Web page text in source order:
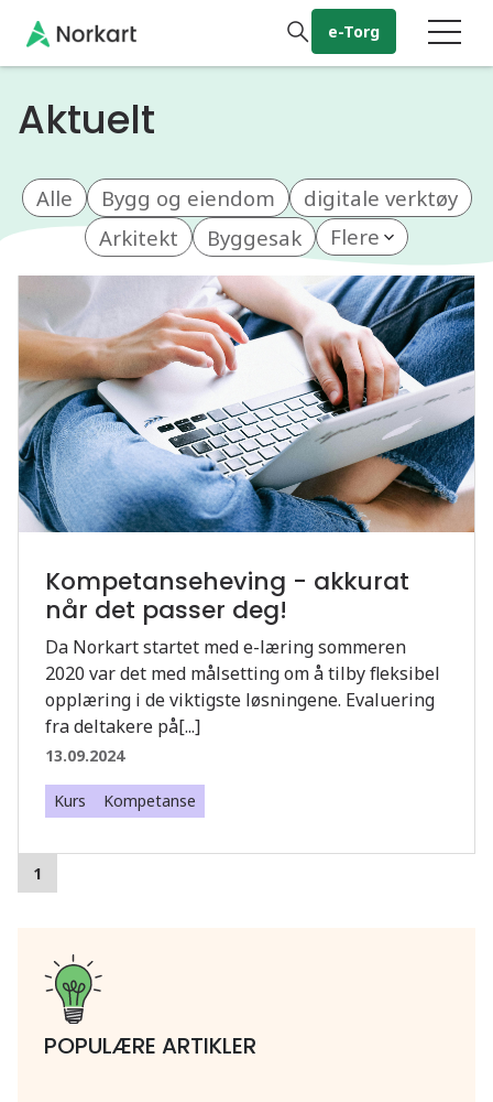
e-Torg
Aktuelt
Alle Bygg og eiendom
digitale verktøy
Arkitekt
Byggesak Flere
Kompetanseheving - akkurat
når det passer deg!
Da Norkart startet med e-læring sommeren
2020 var det med målsetting om å tilby fleksibel
opplæring i de viktigste løsningene. Evaluering
fra deltakere på[...]
13.09.2024
Kurs Kompetanse
1
POPULÆRE ARTIKLER